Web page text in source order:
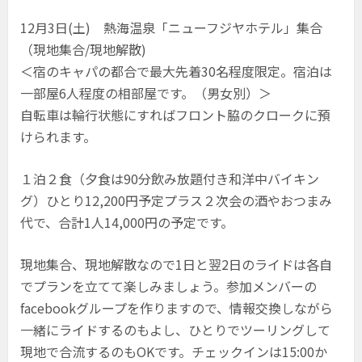
12月3日(土) 熱海温泉「ニューフジヤホテル」集合
（現地集合/現地解散)
＜宿のキャパの都合で最大先着30名程度限定。宿泊は
一部屋6人程度の相部屋です。（男女別）＞
自転車は輪行状態にすればフロント脇のクロークに預
けられます。
１泊２食（夕食は90分飲み放題付き和洋中バイキン
グ）ひとり12,200円予定プラス２次会の酒やおつまみ
代で、合計1人14,000円の予定です。
現地集合、現地解散なので1日と翌2日のライドは各自
でプランを立てて楽しみましょう。参加メンバーの
facebookグループを作りますので、情報交換しながら
一緒にライドするのもよし、ひとりでツーリングして
現地で合流するのもOKです。チェックインは15:00か